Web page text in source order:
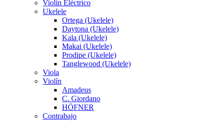
Violin Eléctrico
Ukelele
Ortega (Ukelele)
Daytona (Ukelele)
Kala (Ukelele)
Makai (Ukelele)
Prodipe (Ukelele)
Tanglewood (Ukelele)
Viola
Violín
Amadeus
C. Giordano
HÖFNER
Contrabajo